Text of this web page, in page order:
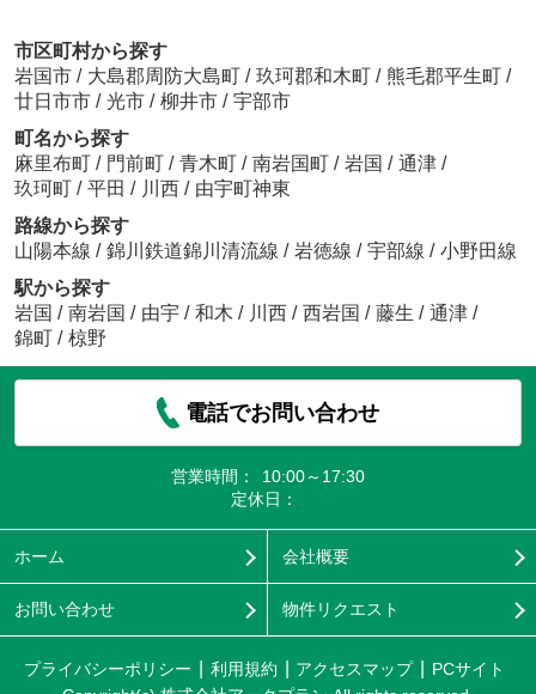
市区町村から探す
岩国市 / 大島郡周防大島町 / 玖珂郡和木町 / 熊毛郡平生町 /
廿日市市 / 光市 / 柳井市 / 宇部市
町名から探す
麻里布町 / 門前町 / 青木町 / 南岩国町 / 岩国 / 通津 /
玖珂町 / 平田 / 川西 / 由宇町神東
路線から探す
山陽本線 / 錦川鉄道錦川清流線 / 岩徳線 / 宇部線 / 小野田線
駅から探す
岩国 / 南岩国 / 由宇 / 和木 / 川西 / 西岩国 / 藤生 / 通津 /
錦町 / 椋野
電話でお問い合わせ
営業時間：
10:00～17:30
定休日：
ホーム 会社概要
お問い合わせ 物件リクエスト
プライバシーポリシー 利用規約 アクセスマップ
PCサイト